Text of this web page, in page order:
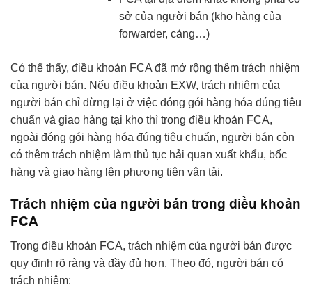
sở của người bán (kho hàng của
forwarder, cảng…)
Có thể thấy, điều khoản FCA đã mở rộng thêm trách nhiệm
của người bán. Nếu điều khoản EXW, trách nhiệm của
người bán chỉ dừng lại ở việc đóng gói hàng hóa đúng tiêu
chuẩn và giao hàng tại kho thì trong điều khoản FCA,
ngoài đóng gói hàng hóa đúng tiêu chuẩn, người bán còn
có thêm trách nhiệm làm thủ tục hải quan xuất khẩu, bốc
hàng và giao hàng lên phương tiện vận tải.
Trách nhiệm của người bán trong điều khoản
FCA
Trong điều khoản FCA, trách nhiệm của người bán được
quy định rõ ràng và đầy đủ hơn. Theo đó, người bán có
trách nhiệm: